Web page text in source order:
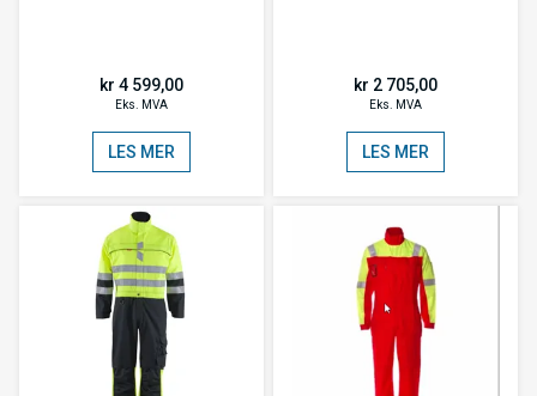
kr 4 599,00
Eks. MVA
LES MER
kr 2 705,00
Eks. MVA
LES MER